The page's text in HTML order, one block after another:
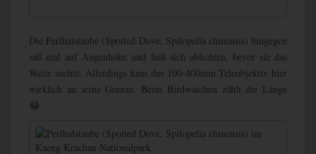
Die Perlhalstaube (Spotted Dove, Spilopelia chinensis) hingegen
saß mal auf Augenhöhe und ließ sich ablichten, bevor sie das
Weite suchte. Allerdings kam das 100-400mm Teleobjektiv hier
wirklich an seine Grenze. Beim Birdwatchen zählt die Länge
😂.